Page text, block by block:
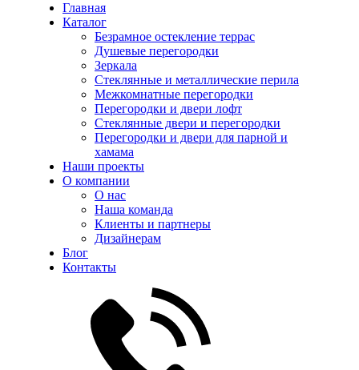
Главная
Каталог
Безрамное остекление террас
Душевые перегородки
Зеркала
Стеклянные и металлические перила
Межкомнатные перегородки
Перегородки и двери лофт
Стеклянные двери и перегородки
Перегородки и двери для парной и
хамама
Наши проекты
О компании
О нас
Наша команда
Клиенты и партнеры
Дизайнерам
Блог
Контакты